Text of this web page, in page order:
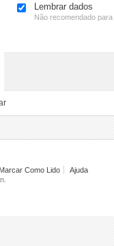
Lembrar dados
Não recomendado
Marcar Como Lido
Ajuda